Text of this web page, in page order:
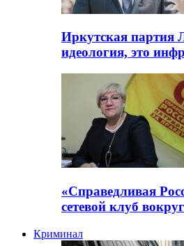
Иркутская
идеология, это
«Справедливая
сетевой клуб
Криминал